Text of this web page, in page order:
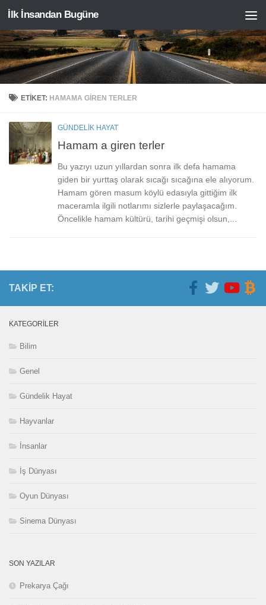
Skip to content
İlk İnsandan Bugüne
ETIKET: HAMAMA GIREN TERLER
GÜNDELIK HAYAT
Hamam a giren terler
Bu yazıyı uzun yıllardan sonra ilk defa hamama
giden bir yurttaş olarak sıcağı sıcağına ele alıyorum.
Hamam gören masum köylü edasıyla gittiğim ilk
maceramla ilgili notlarımı sizlerle paylaşacağım.
Öncelikle hamam kültürü, tarihi geçmişi olsun,...
TAKIP ET:
KATEGORILER
Bilim
Genel
Gündelik Hayat
Hayvanlar
İnsanlar
İş Dünyası
Oyun Dünyası
Sinema Dünyası
SON YAZILAR
Prekarya Çağı